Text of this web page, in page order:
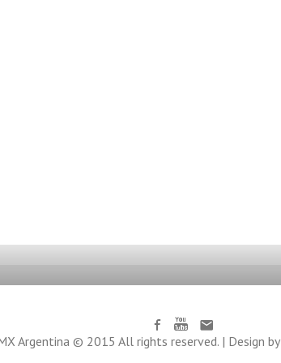
Argentina © 2015 All rights reserved. | Design by